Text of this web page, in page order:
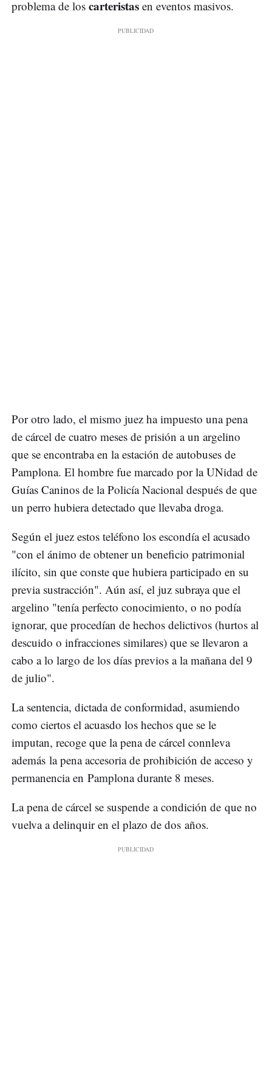
problema de los carteristas en eventos masivos.
Por otro lado, el mismo juez ha impuesto una pena
de cárcel de cuatro meses de prisión a un argelino
que se encontraba en la estación de autobuses de
Pamplona. El hombre fue marcado por la UNidad de
Guías Caninos de la Policía Nacional después de que
un perro hubiera detectado que llevaba droga.
Según el juez estos teléfono los escondía el acusado
"con el ánimo de obtener un beneficio patrimonial
ilícito, sin que conste que hubiera participado en su
previa sustracción". Aún así, el juz subraya que el
argelino "tenía perfecto conocimiento, o no podía
ignorar, que procedían de hechos delictivos (hurtos al
descuido o infracciones similares) que se llevaron a
cabo a lo largo de los días previos a la mañana del 9
de julio".
La sentencia, dictada de conformidad, asumiendo
como ciertos el acuasdo los hechos que se le
imputan, recoge que la pena de cárcel connleva
además la pena accesoria de prohibición de acceso y
permanencia en Pamplona durante 8 meses.
La pena de cárcel se suspende a condición de que no
vuelva a delinquir en el plazo de dos años.